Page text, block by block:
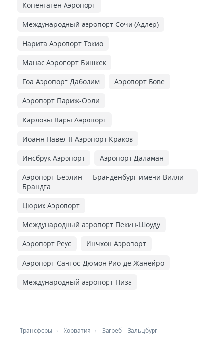
Копенгаген Аэропорт
Международный аэропорт Сочи (Адлер)
Нарита Аэропорт Токио
Манас Аэропорт Бишкек
Гоа Аэропорт Даболим Аэропорт Бове
Аэропорт Париж-Орли
Карловы Вары Аэропорт
Иоанн Павел II Аэропорт Краков
Инсбрук Аэропорт Аэропорт Даламан
Аэропорт Берлин — Бранденбург имени Вилли
Брандта
Цюрих Аэропорт
Международный аэропорт Пекин-Шоуду
Аэропорт Реус Инчхон Аэропорт
Аэропорт Сантос-Дюмон Рио-де-Жанейро
Международный аэропорт Пиза
Трансферы Хорватия Загреб–Зальцбург